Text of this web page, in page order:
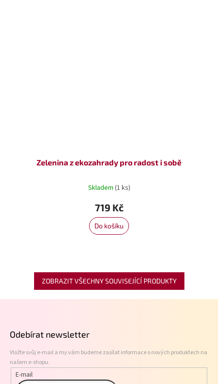
Zelenina z ekozahrady pro radost i sobě
Skladem (1 ks)
719 Kč
Do košíku
ZOBRAZIT VŠECHNY SOUVISEJÍCÍ PRODUKTY
Odebírat newsletter
Vložte svůj e-mail a my vám budeme zasílat informace o nových produktech na
našem e-shopu.
E-mail